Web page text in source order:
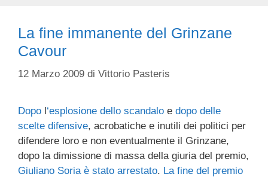
La fine immanente del Grinzane
Cavour
12 Marzo 2009 di Vittorio Pasteris
Dopo l‘esplosione dello scandalo e dopo delle
scelte difensive, acrobatiche e inutili dei politici per
difendere loro e non eventualmente il Grinzane,
dopo la dimissione di massa della giuria del premio,
Giuliano Soria è stato arrestato. La fine del premio